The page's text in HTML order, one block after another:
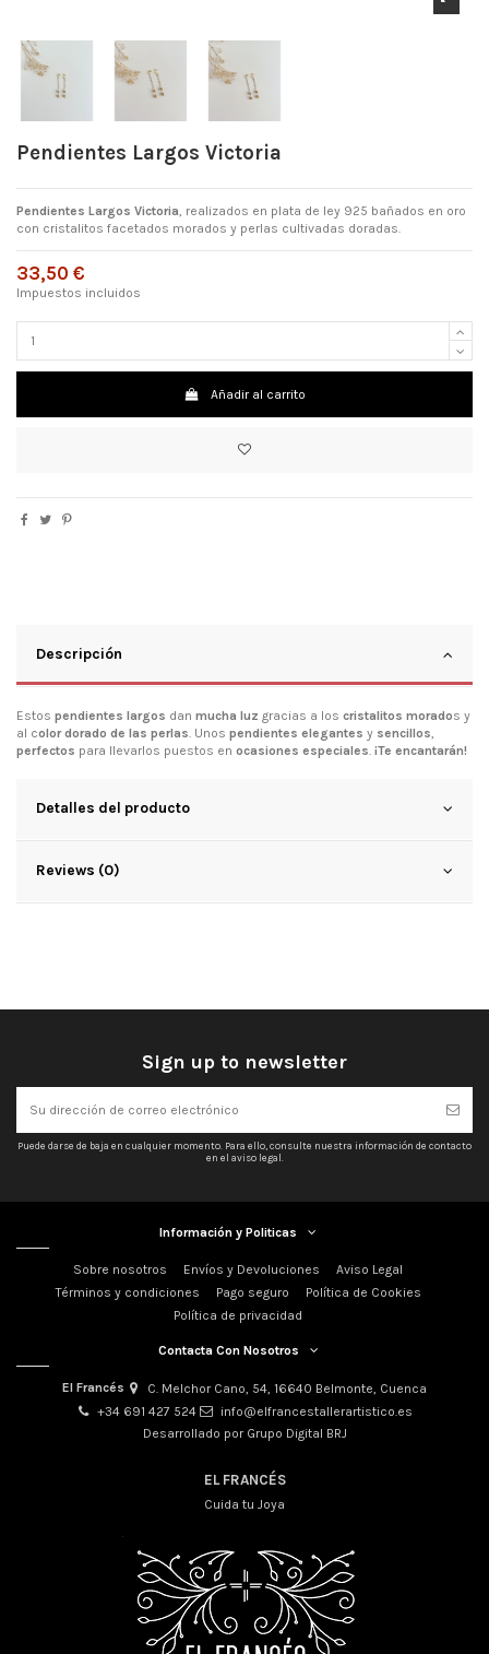
Pendientes Largos Victoria
Pendientes Largos Victoria, realizados en plata de ley 925 bañados en oro
con cristalitos facetados morados y perlas cultivadas doradas.
33,50 €
Impuestos incluidos
Añadir al carrito
Descripción
Estos pendientes largos dan mucha luz gracias a los cristalitos morados y
al color dorado de las perlas. Unos pendientes elegantes y sencillos,
perfectos para llevarlos puestos en ocasiones especiales. ¡Te encantarán!
Detalles del producto
Reviews (0)
Sign up to newsletter
Puede darse de baja en cualquier momento. Para ello, consulte nuestra información de contacto
en el aviso legal.
Información y Politicas
Sobre nosotros Envíos y Devoluciones
Aviso Legal
Términos y condiciones
Pago seguro
Política de Cookies
Política de privacidad
Contacta Con Nosotros
El Francés
C. Melchor Cano, 54, 16640 Belmonte, Cuenca
+34 691 427 524
info@elfrancestallerartistico.es
Desarrollado por Grupo Digital BRJ
EL FRANCÉS
Cuida tu Joya